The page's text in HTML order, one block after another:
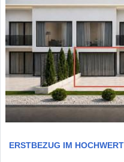
ERSTBEZUG IM